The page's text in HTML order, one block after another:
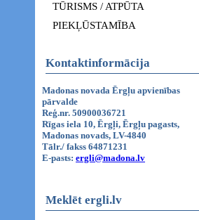
TŪRISMS / ATPŪTA
PIEKĻŪSTAMĪBA
Kontaktinformācija
Madonas novada Ērgļu apvienības
pārvalde
Reģ.nr. 50900036721
Rīgas iela 10, Ērgļi, Ērgļu pagasts,
Madonas novads, LV-4840
Tālr./ fakss 64871231
E-pasts: ergli@madona.lv
Meklēt ergli.lv